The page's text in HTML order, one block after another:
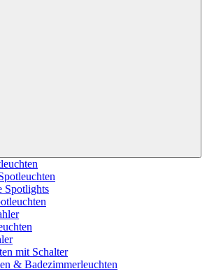
Spotlights
mit Schalter
& Badezimmerleuchten